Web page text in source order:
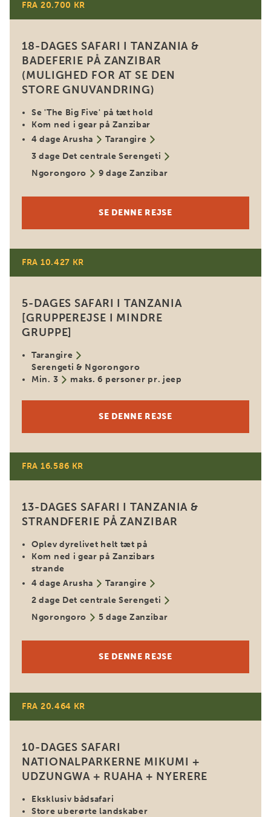
FRA 20.700 KR
18-DAGES SAFARI I TANZANIA &
BADEFERIE PÅ ZANZIBAR
(MULIGHED FOR AT SE DEN
STORE GNUVANDRING)
Se 'The Big Five' på tæt hold
Kom ned i gear på Zanzibar
4 dage Arusha
Tarangire
3 dage Det centrale Serengeti
Ngorongoro
9 dage Zanzibar
SE DENNE REJSE
FRA 10.427 KR
5-DAGES SAFARI I TANZANIA
[GRUPPEREJSE I MINDRE
GRUPPE]
Tarangire
Serengeti & Ngorongoro
Min. 3
maks. 6 personer pr. jeep
SE DENNE REJSE
FRA 16.586 KR
13-DAGES SAFARI I TANZANIA &
STRANDFERIE PÅ ZANZIBAR
Oplev dyrelivet helt tæt på
Kom ned i gear på Zanzibars
strande
4 dage Arusha
Tarangire
2 dage Det centrale Serengeti
Ngorongoro
5 dage Zanzibar
SE DENNE REJSE
FRA 20.464 KR
10-DAGES SAFARI
NATIONALPARKERNE MIKUMI +
UDZUNGWA + RUAHA + NYERERE
Eksklusiv bådsafari
Store uberørte landskaber